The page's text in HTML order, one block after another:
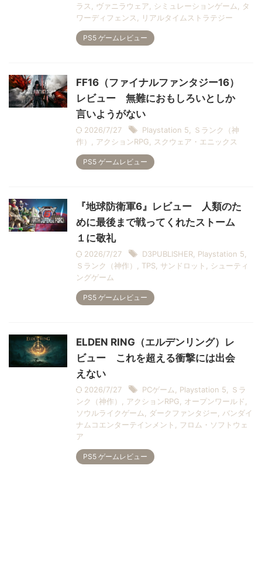
ラス
ヴァニラウェア シミュレーションゲーム
タ
ワーディフェンス
リアルタイムストラテジー
PS5 ゲームレビュー
FF16（ファイナルファンタジー16）
レビュー 無難におもしろいとしか
言いようがない
2026/7/27 Playstation 5
Ｓランク（神
作）
アクションRPG スクウェア・エニックス
PS5 ゲームレビュー
『地球防衛軍6』レビュー 人類のた
めに最後まで戦ってくれたストーム
１に敬礼
2026/7/27 D3PUBLISHER Playstation 5
Ｓランク（神作）
TPS サンドロット
シューティ
ングゲーム
PS5 ゲームレビュー
ELDEN RING（エルデンリング）レ
ビュー これを超える衝撃には出会
えない
2026/7/27 PCゲーム Playstation 5
Ｓラ
ンク（神作）
アクションRPG オープンワールド
ソウルライクゲーム
ダークファンタジー
バンダイ
ナムコエンターテインメント
フロム・ソフトウェ
ア
PS5 ゲームレビュー